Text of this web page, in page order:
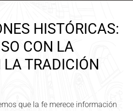
HISTÓRICAS:
CON LA
LA TRADICIÓN
que la fe merece información